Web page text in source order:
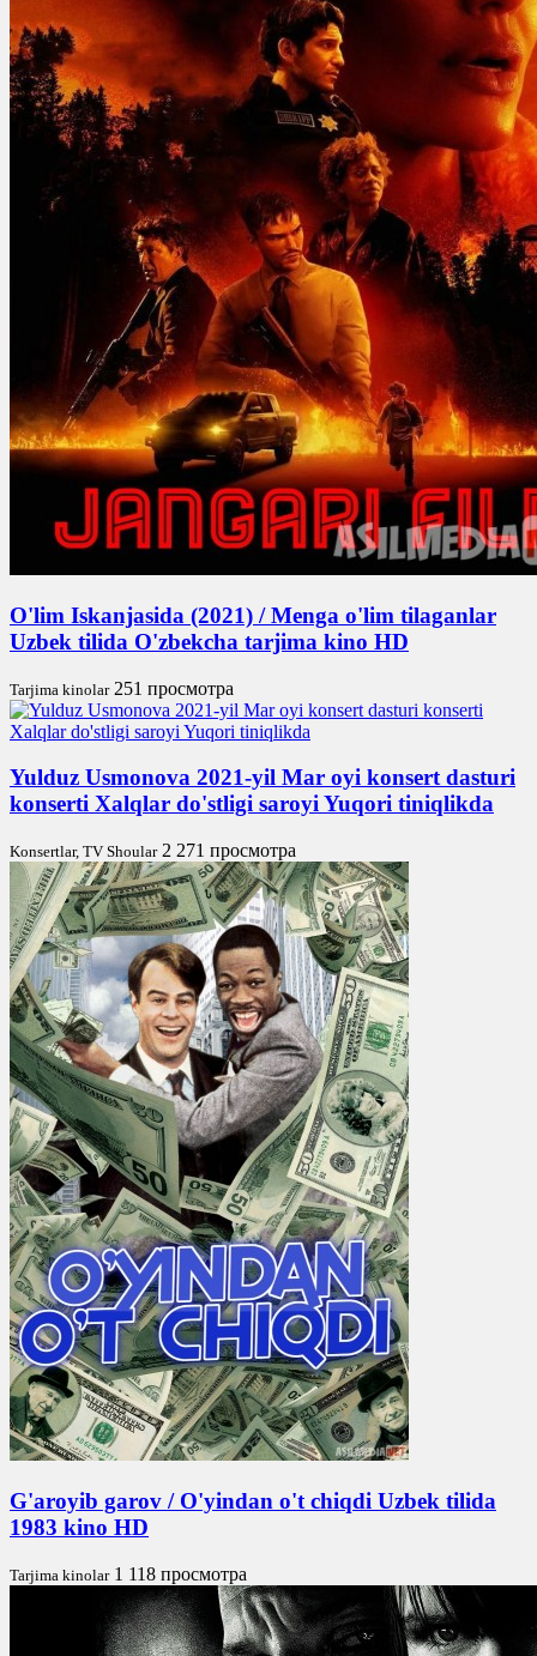
O'lim Iskanjasida (2021) / Menga o'lim tilaganlar
Uzbek tilida O'zbekcha tarjima kino HD
Tarjima kinolar 251 просмотра
Yulduz Usmonova 2021-yil Mar oyi konsert dasturi
konserti Xalqlar do'stligi saroyi Yuqori tiniqlikda
Konsertlar, TV Shoular 2 271 просмотра
G'aroyib garov / O'yindan o't chiqdi Uzbek tilida
1983 kino HD
Tarjima kinolar 1 118 просмотра